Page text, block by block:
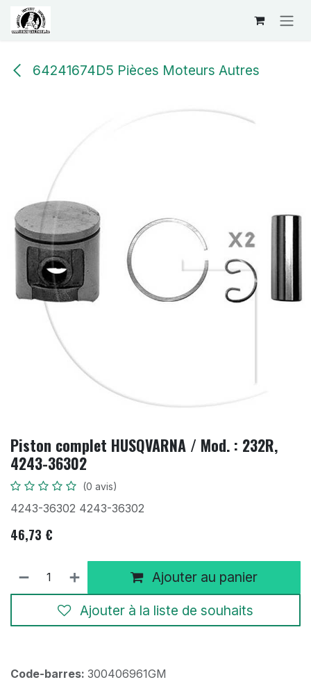
Se rendre au contenu
64241674D5 Pièces Moteurs Autres
Piston complet HUSQVARNA / Mod. : 232R,
4243-36302
(0 avis)
4243-36302 4243-36302
46,73 €
Ajouter au panier
Ajouter à la liste de souhaits
Code-barres: 300406961GM